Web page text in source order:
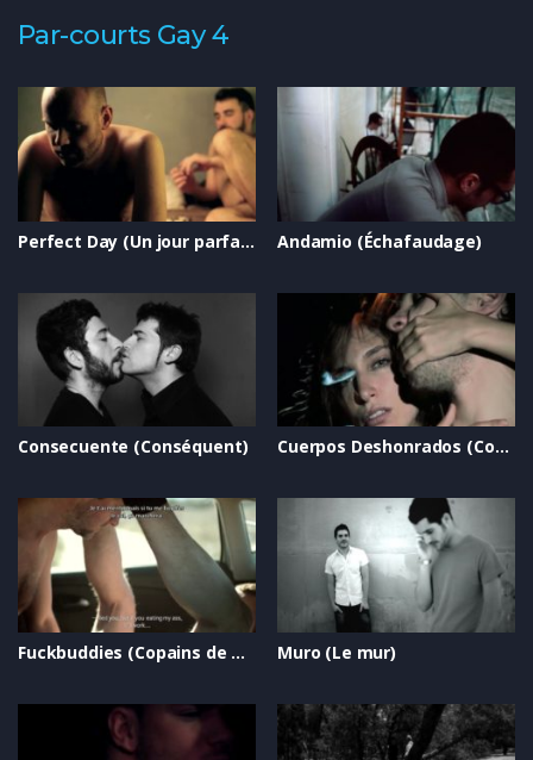
Par-courts Gay 4
Perfect Day (Un jour parfait) Andamio (Échafaudage)
Consecuente (Conséquent) Cuerpos Deshonrados (Corps déshonorés)
Fuckbuddies (Copains de baise) Muro (Le mur)